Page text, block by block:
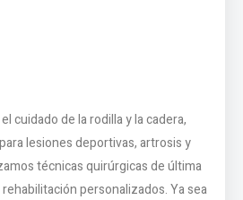
cuidado de la rodilla y la cadera,
lesiones deportivas, artrosis y
técnicas quirúrgicas de última
personalizados. Ya sea